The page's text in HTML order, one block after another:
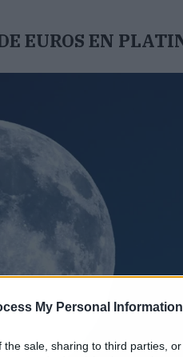
My Personal Information
the sale, sharing to third parties,
EUROS EN